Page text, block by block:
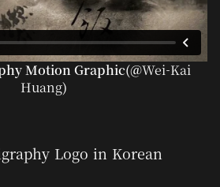
Motion Graphic(@Wei-Kai
Huang)